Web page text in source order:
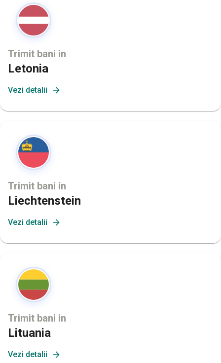
Trimit bani in
Letonia
Vezi detalii
Trimit bani in
Liechtenstein
Vezi detalii
Trimit bani in
Lituania
Vezi detalii